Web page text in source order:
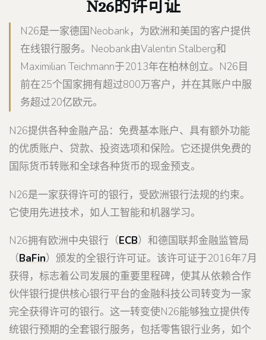
N26的许可证
N26是一家德国Neobank，为欧洲和美国的客户提供
在线银行服务。Neobank由Valentin Stalberg和
Maximilian Teichmann于2013年在柏林创立。N26目
前在25个国家拥有超过800万客户，并在其账户中服
务超过20亿欧元。
N26提供各种金融产品：免费基本账户、具有额外功能
的优质账户、贷款、投资选项和保险。它还提供免费的
国际货币转账和全球各种货币的现金预支。
N26是一家获得许可的银行，受欧洲银行法规的约束。
它使用先进技术，如人工智能和机器学习。
N26拥有欧洲中央银行（ECB）和德国联邦金融监管局
（BaFin）颁发的全银行许可证。该许可证于2016年7月
获得，标志着公司发展的重要里程碑，使其从依赖合作
伙伴银行提供核心银行平台的金融科技公司转变为一家
完全获得许可的银行。这一转变使N26能够独立提供传
统银行预期的全套银行服务，包括零售银行业务，如个